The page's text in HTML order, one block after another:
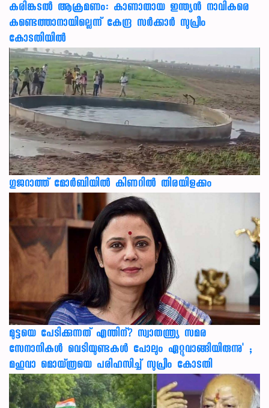
കരിങ്കടൽ ആക്രമണം: കാണാതായ ഇന്ത്യൻ നാവികരെ
കണ്ടെത്താനായില്ലെന്ന് കേന്ദ്ര സർക്കാർ സുപ്രീം
കോടതിയിൽ
ഗുജറാത്ത് മോർബിയിൽ കിണറിൽ തിരയിളക്കം
മുട്ടയെ പേടിക്കുന്നത് എന്തിന്? സ്വാതന്ത്ര്യ സമര
സേനാനികൾ വെടിയുണ്ടകൾ പോലും ഏറ്റുവാങ്ങിയിരുന്നു' ;
മഹുവാ മൊയ്ത്രയെ പരിഹസിച്ച് സുപ്രീം കോടതി